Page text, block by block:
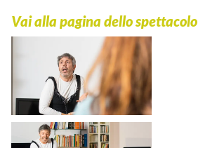
Vai alla pagina dello spettacolo